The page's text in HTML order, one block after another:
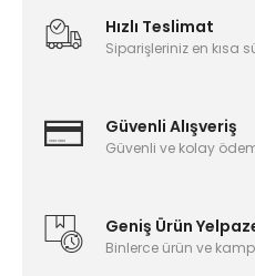
Hızlı Teslimat
Siparişleriniz en kısa
Güvenli Alışveriş
Güvenli ve kolay
Geniş Ürün
Binlerce ürün ve